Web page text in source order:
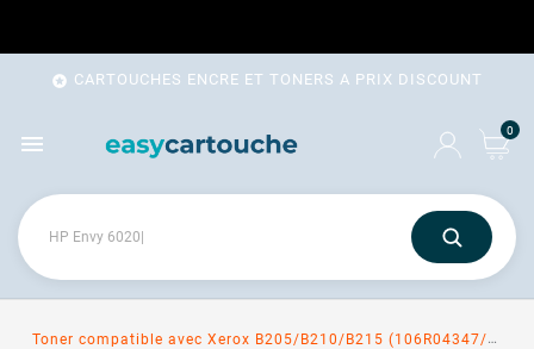
 CARTOUCHES ENCRE ET TONERS A PRIX DISCOUNT
 0
Toner compatible avec Xerox B205/B210/B215 (106R04347/106R04346) noir